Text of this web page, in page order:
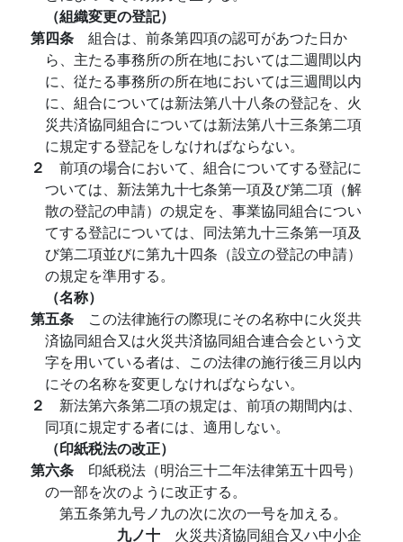
（組織変更の登記）
第四条 組合は、前条第四項の認可があつた日か
ら、主たる事務所の所在地においては二週間以内
に、従たる事務所の所在地においては三週間以内
に、組合については新法第八十八条の登記を、火
災共済協同組合については新法第八十三条第二項
に規定する登記をしなければならない。
２ 前項の場合において、組合についてする登記に
ついては、新法第九十七条第一項及び第二項（解
散の登記の申請）の規定を、事業協同組合につい
てする登記については、同法第九十三条第一項及
び第二項並びに第九十四条（設立の登記の申請）
の規定を準用する。
（名称）
第五条 この法律施行の際現にその名称中に火災共
済協同組合又は火災共済協同組合連合会という文
字を用いている者は、この法律の施行後三月以内
にその名称を変更しなければならない。
２ 新法第六条第二項の規定は、前項の期間内は、
同項に規定する者には、適用しない。
（印紙税法の改正）
第六条 印紙税法（明治三十二年法律第五十四号）
の一部を次のように改正する。
第五条第九号ノ九の次に次の一号を加える。
九ノ十 火災共済協同組合又ハ中小企